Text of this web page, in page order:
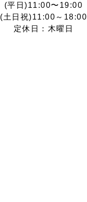
(平日)11:00〜19:00
(土日祝)11:00～18:00
定休日：木曜日